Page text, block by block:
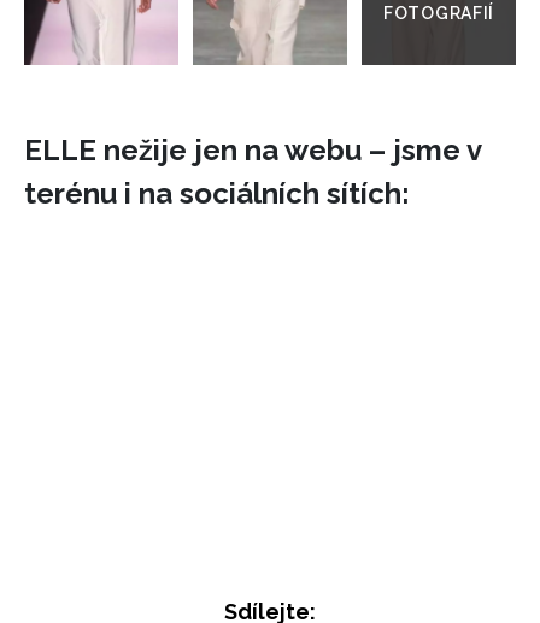
ELLE nežije jen na webu – jsme v
terénu i na sociálních sítích:
Sdílejte: